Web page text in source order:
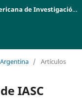
Teuken Bidikay - Revista Latinoamericana de Investigación en Organizaciones, Ambiente y Sociedad
/ Artículos
IASC